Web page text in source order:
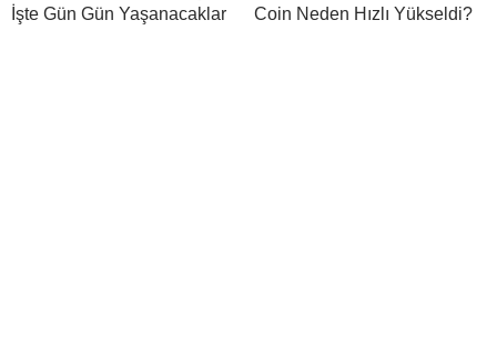
İşte Gün Gün Yaşanacaklar
Coin Neden Hızlı Yükseldi?